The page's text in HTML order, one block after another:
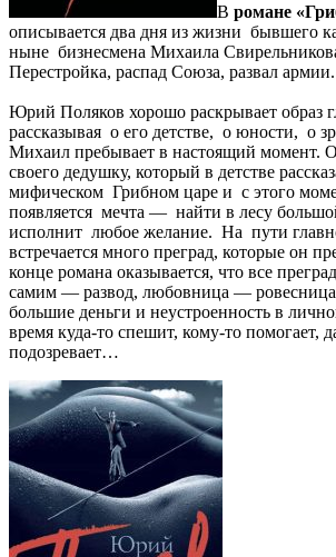
В романе
описывается два дня из жизни бывшего
ныне бизнесмена Михаила
Перестройка, распад Союза, развал армии.
Юрий Поляков хорошо раскрывает образ
рассказывая о его детстве, о юности, о
Михаил пребывает в настоящий момент.
своего дедушку, который в детстве
мифическом Грибном царе и с этого
появляется мечта — найти в лесу
исполнит любое желание. На пути
встречается много преград, которые он
конце романа оказывается, что все
самим — развод, любовница — ровесница
большие деньги и неустроенность в
время куда-то спешит, кому-то помогает,
подозревает…